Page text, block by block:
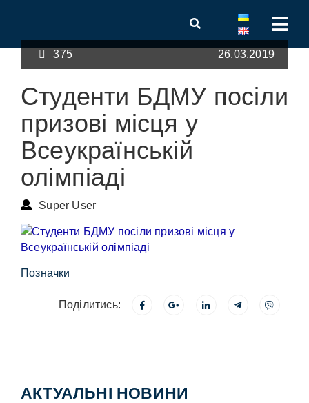
375 26.03.2019
Студенти БДМУ посіли
призові місця у
Всеукраїнській
олімпіаді
Super User
Позначки
Поділитись:
АКТУАЛЬНІ НОВИНИ